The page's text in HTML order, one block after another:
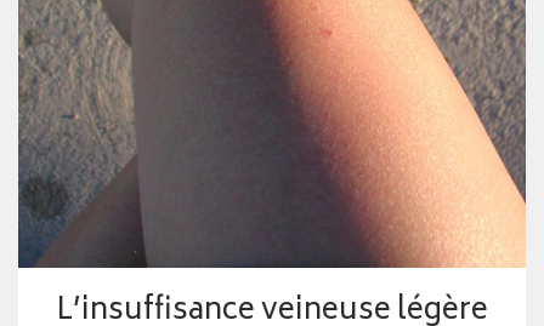
L’insuffisance veineuse légère